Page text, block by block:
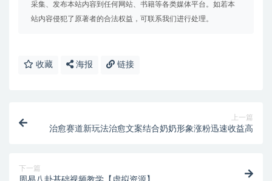
采集、发布本站内容到任何网站、书籍等各类媒体平台。如若本
站内容侵犯了原著者的合法权益，可联系我们进行处理。
收藏 海报 链接
上一篇
治愈赛道新玩法治愈文案结合奶奶形象涨粉迅速收益高
下一篇